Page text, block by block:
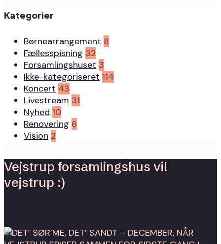
Kategorier
Børnearrangement 8
Fællesspisning 32
Forsamlingshuset 3
Ikke-kategoriseret 114
Koncert 43
Livestream 31
Nyhed 10
Renovering 6
Vision 2
Vejstrup forsamlingshus vil
vejstrup :)